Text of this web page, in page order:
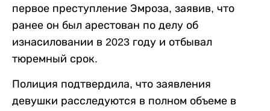
первое преступление Эмроза, заявив, что
ранее он был арестован по делу об
изнасиловании в 2023 году и отбывал
тюремный срок.
Полиция подтвердила, что заявления
девушки расследуются в полном объеме в